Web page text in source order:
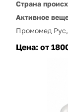
Страна
Активное
Промомед
Цена: от